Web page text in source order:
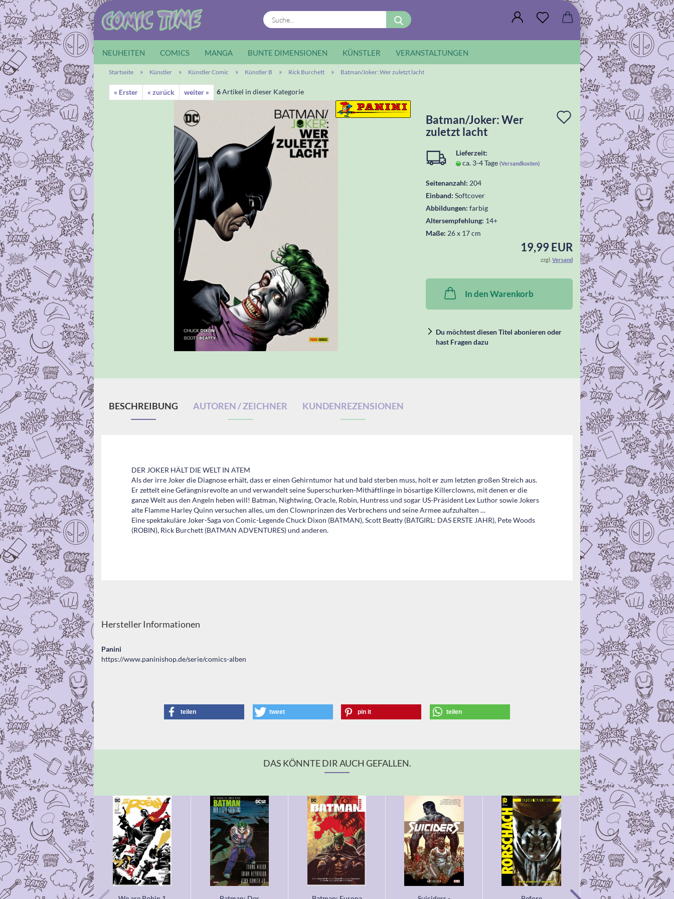
Suche...
NEUHEITEN COMICS MANGA BUNTE DIMENSIONEN KÜNSTLER VERANSTALTUNGEN
Startseite » Künstler » Künstler Comic » Künstler B » Rick Burchett » Batman/Joker: Wer zuletzt lacht
« Erster « zurück weiter » 6Artikel in dieser Kategorie
In
die
Wunschliste
legen
Batman/Joker: Wer
zuletzt lacht
Lieferzeit:
ca. 3-4 Tage (Versandkosten)
Seitenanzahl: 204
Einband: Softcover
Abbildungen: farbig
Altersempfehlung: 14+
Maße: 26 x 17 cm
19,99 EUR
zzgl. Versand
In den Warenkorb
Du möchtest diesen Titel abonieren oder
hast Fragen dazu
BESCHREIBUNG AUTOREN / ZEICHNER KUNDENREZENSIONEN
DER JOKER HÄLT DIE WELT IN ATEM
Als der irre Joker die Diagnose erhält, dass er einen Gehirntumor hat und bald sterben muss, holt er zum letzten großen Streich aus.
Er zettelt eine Gefängnisrevolte an und verwandelt seine Superschurken-Mithäftlinge in bösartige Killerclowns, mit denen er die
ganze Welt aus den Angeln heben will! Batman, Nightwing, Oracle, Robin, Huntress und sogar US-Präsident Lex Luthor sowie Jokers
alte Flamme Harley Quinn versuchen alles, um den Clownprinzen des Verbrechens und seine Armee aufzuhalten …
Eine spektakuläre Joker-Saga von Comic-Legende Chuck Dixon (BATMAN), Scott Beatty (BATGIRL: DAS ERSTE JAHR), Pete Woods
(ROBIN), Rick Burchett (BATMAN ADVENTURES) und anderen.
Hersteller Informationen
Panini
https://www.paninishop.de/serie/comics-alben
teilen tweet pin it teilen
DAS KÖNNTE DIR AUCH GEFALLEN.